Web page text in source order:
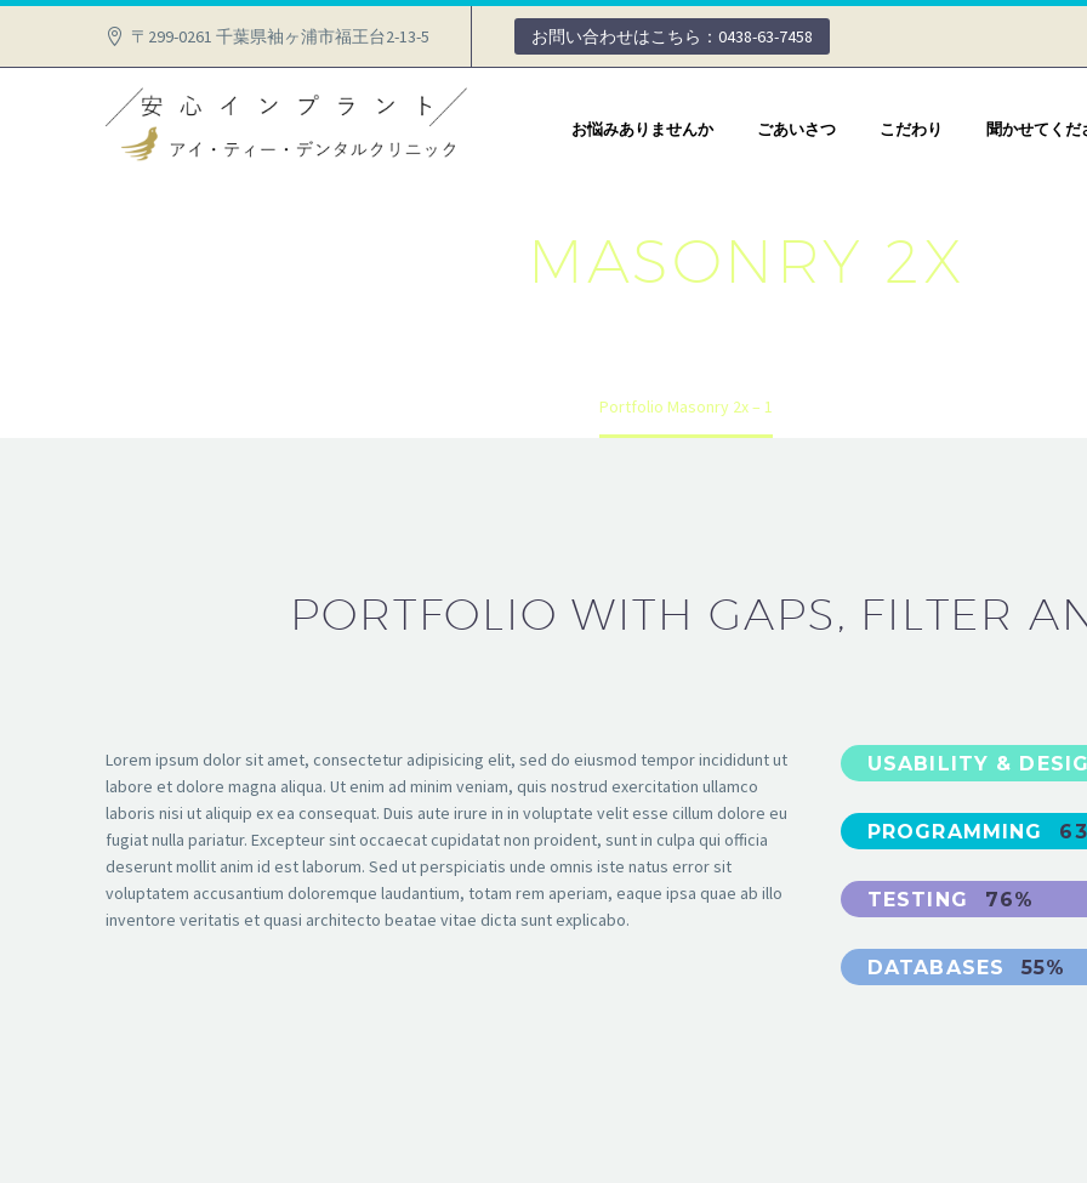
〒299-0261 千葉県袖ヶ浦市福王台2-13-5 お問い合わせはこちら：0438-63-7458
お悩みありませんか ごあいさつ こだわり 聞かせてくだ
MASONRY 2X
Portfolio Masonry 2x – 1
PORTFOLIO WITH GAPS, FILTER
Lorem ipsum dolor sit amet, consectetur adipisicing elit, sed do eiusmod tempor incididunt ut
labore et dolore magna aliqua. Ut enim ad minim veniam, quis nostrud exercitation ullamco
laboris nisi ut aliquip ex ea consequat. Duis aute irure in in voluptate velit esse cillum dolore eu
fugiat nulla pariatur. Excepteur sint occaecat cupidatat non proident, sunt in culpa qui officia
deserunt mollit anim id est laborum. Sed ut perspiciatis unde omnis iste natus error sit
voluptatem accusantium doloremque laudantium, totam rem aperiam, eaque ipsa quae ab illo
inventore veritatis et quasi architecto beatae vitae dicta sunt explicabo.
USABILITY &
PROGRAMMING
TESTING 76%
DATABASES 55%